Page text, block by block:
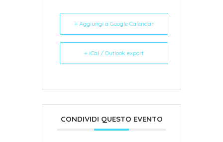
+ Aggiungi a Google Calendar
+ iCal / Outlook export
CONDIVIDI QUESTO EVENTO